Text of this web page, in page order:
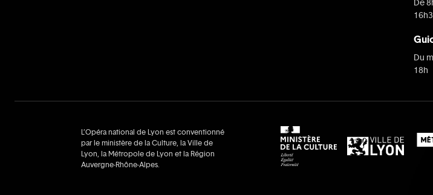
De
Du
18h
L’Opéra national de Lyon est conventionné
par le ministère de la Culture, la Ville de
Lyon, la Métropole de Lyon et la Région
Auvergne‑Rhône‑Alpes.